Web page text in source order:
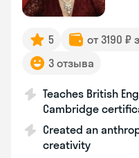
5 от 3190 ₽
3 отзыва
Teaches British
Cambridge
Created an
creativity